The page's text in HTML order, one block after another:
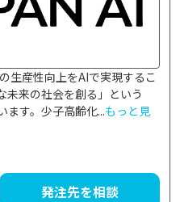
生産性向上をAIで実現するこ
未来の社会を創る」という
す。少子高齢化...もっと見
発注先を相談